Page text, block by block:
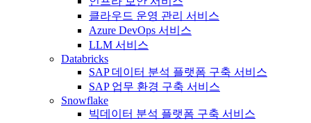
클라우드 운영 관리 서비스
Azure DevOps 서비스
LLM 서비스
Databricks
SAP 데이터 분석 플랫폼 구축 서비스
SAP 업무 환경 구축 서비스
Snowflake
빅데이터 분석 플랫폼 구축 서비스